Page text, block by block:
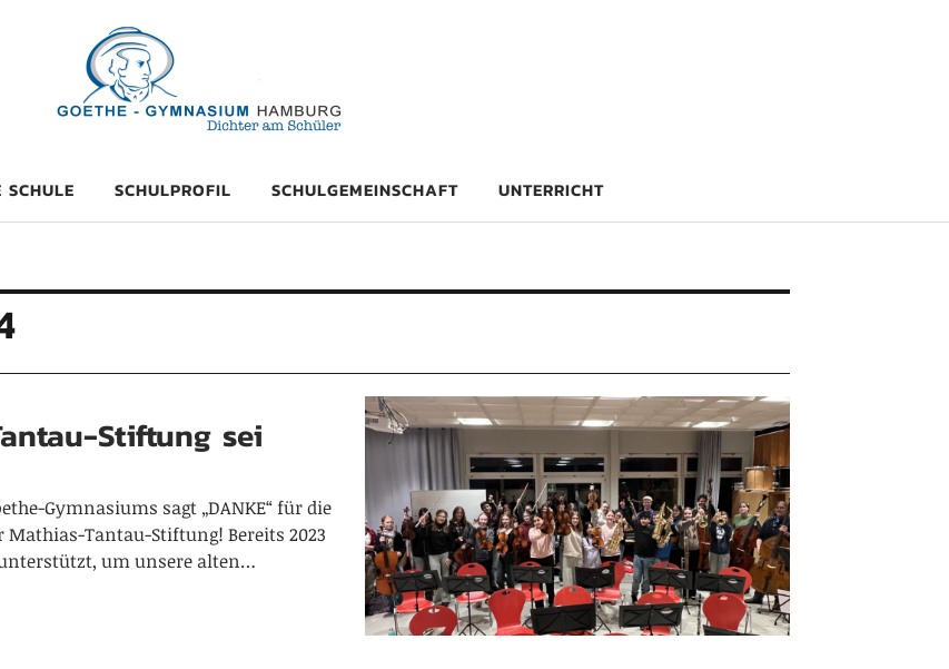
Hamburg
SCHULE SCHULPROFIL SCHULGEMEINSCHAFT UNTERRICHT
Stiftung sei
Gymnasiums sagt „DANKE“ für die
Mathias-Tantau-Stiftung! Bereits 2023
um unsere alten…